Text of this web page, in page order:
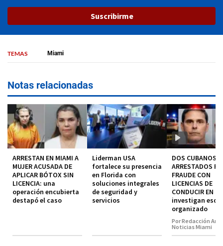
Suscribirme
TEMAS Miami
Notas relacionadas
ARRESTAN EN MIAMI A
MUJER ACUSADA DE
APLICAR BÓTOX SIN
LICENCIA: una
operación encubierta
destapó el caso
Liderman USA
fortalece su presencia
en Florida con
soluciones integrales
de seguridad y
servicios
DOS CUBANOS
ARRESTADOS
FRAUDE CON
LICENCIAS DE
CONDUCIR EN
investigan
organizado
Por Redacción
Noticias Miami